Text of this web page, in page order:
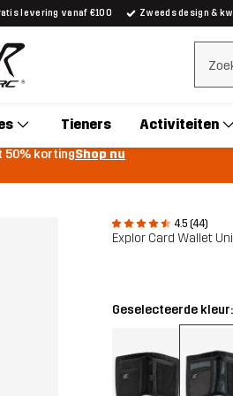
levering vanaf €100 Zweeds design &
Tieners Activiteiten
50% kortingShop nu
4.5 (44)
Explor Card Wallet
Geselecteerde kleur: